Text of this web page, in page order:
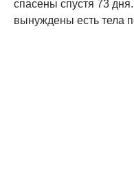
спасены спустя 73
вынуждены есть тела